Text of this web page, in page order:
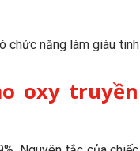
chức năng làm giàu tinh
oxy truyền